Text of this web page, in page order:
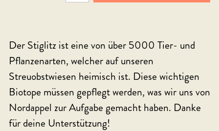
Der Stiglitz ist eine von über 5000 Tier- und
Pflanzenarten, welcher auf unseren
Streuobstwiesen heimisch ist. Diese wichtigen
Biotope müssen gepflegt werden, was wir uns von
Nordappel zur Aufgabe gemacht haben. Danke
für deine Unterstützung!